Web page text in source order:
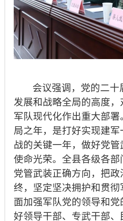
会议强调，党的二
发展和战略全局的高度
军队现代化作出重大部署
局之年，是打好实现建
战的关键一年，做好党管
使命光荣。全县各级各
党管武装正确方向，把
终，坚定坚决拥护和贯
面加强军队党的领导和
好领导干部、专武干部、